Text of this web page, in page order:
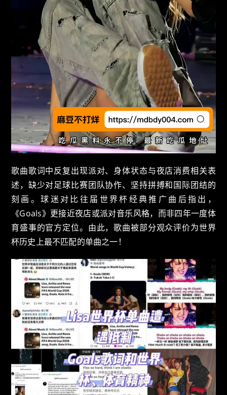
歌曲歌词中反复出现派对、身体状态与夜店消费相关表
述，缺少对足球比赛团队协作、坚持拼搏和国际团结的
刻画。球迷对比往届世界杯经典推广曲后指出，
《Goals》更接近夜店或派对音乐风格，而非四年一度体
育盛事的官方定位。由此，歌曲被部分观众评价为世界
杯历史上最不匹配的单曲之一！